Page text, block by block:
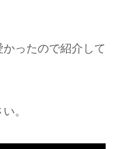
ったので紹介して
。